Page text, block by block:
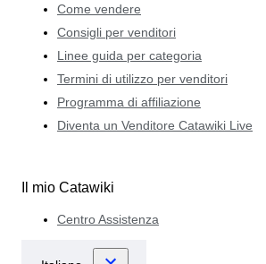
Come vendere
Consigli per venditori
Linee guida per categoria
Termini di utilizzo per venditori
Programma di affiliazione
Diventa un Venditore Catawiki Live
Il mio Catawiki
Centro Assistenza